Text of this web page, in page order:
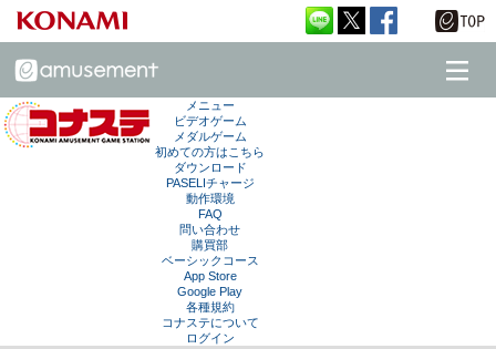
メニュー
ビデオゲーム
メダルゲーム
初めての方はこちら
ダウンロード
PASELIチャージ
動作環境
FAQ
問い合わせ
購買部
ベーシックコース
App Store
Google Play
各種規約
コナステについて
ログイン